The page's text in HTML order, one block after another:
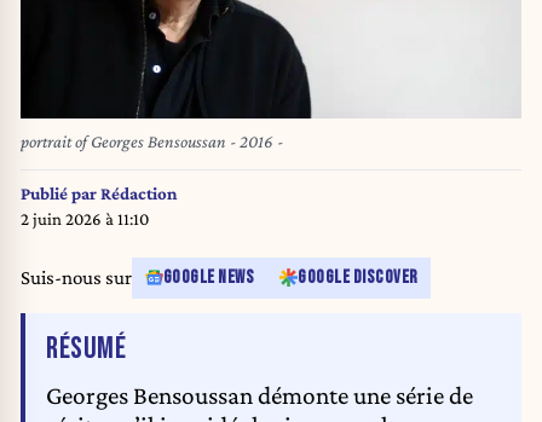
portrait of Georges Bensoussan - 2016 -
Publié parRédaction
2 juin 2026 à 11:10
Suis-nous sur GOOGLE NEWS GOOGLE DISCOVER
RÉSUMÉDE L'ARTICLE
Georges Bensoussan démonte une série de